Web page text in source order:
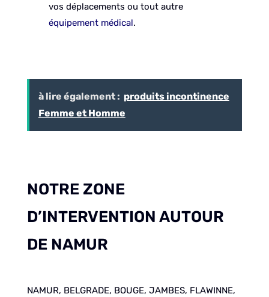
vos déplacements ou tout autre
équipement médical.
à lire également : produits incontinence
Femme et Homme
NOTRE ZONE
D’INTERVENTION AUTOUR
DE NAMUR
NAMUR, BELGRADE, BOUGE, JAMBES, FLAWINNE,